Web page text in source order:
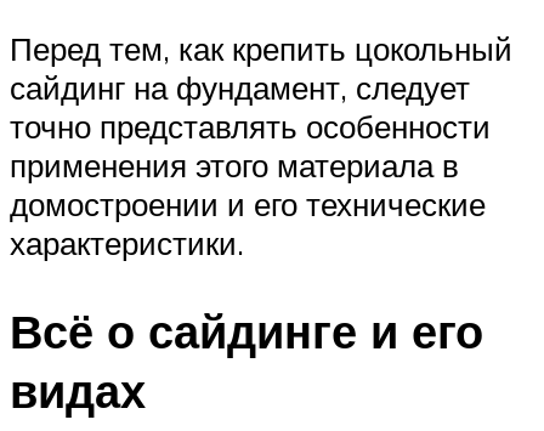
Перед тем, как крепить цокольный
сайдинг на фундамент, следует
точно представлять особенности
применения этого материала в
домостроении и его технические
характеристики.
Всё о сайдинге и его
видах